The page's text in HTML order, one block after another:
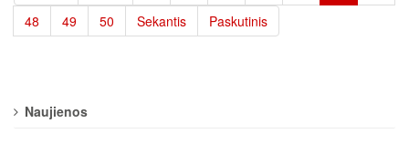
48
49 50 Sekantis Paskutinis
Naujienos